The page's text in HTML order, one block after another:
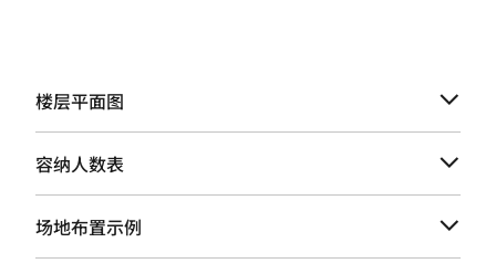
楼层平面图
容纳人数表
场地布置示例